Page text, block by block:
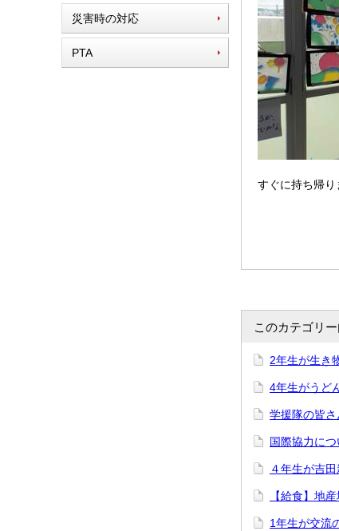
災害時の対応
PTA
すぐに持ち帰り
このカテゴリ
2年生が生き
4年生がうど
学援隊の皆さ
国際協力に
４年生が吉
【給食】地
1年生が交流